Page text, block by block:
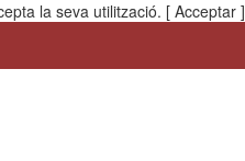
la seva utilització. [ Acceptar ]